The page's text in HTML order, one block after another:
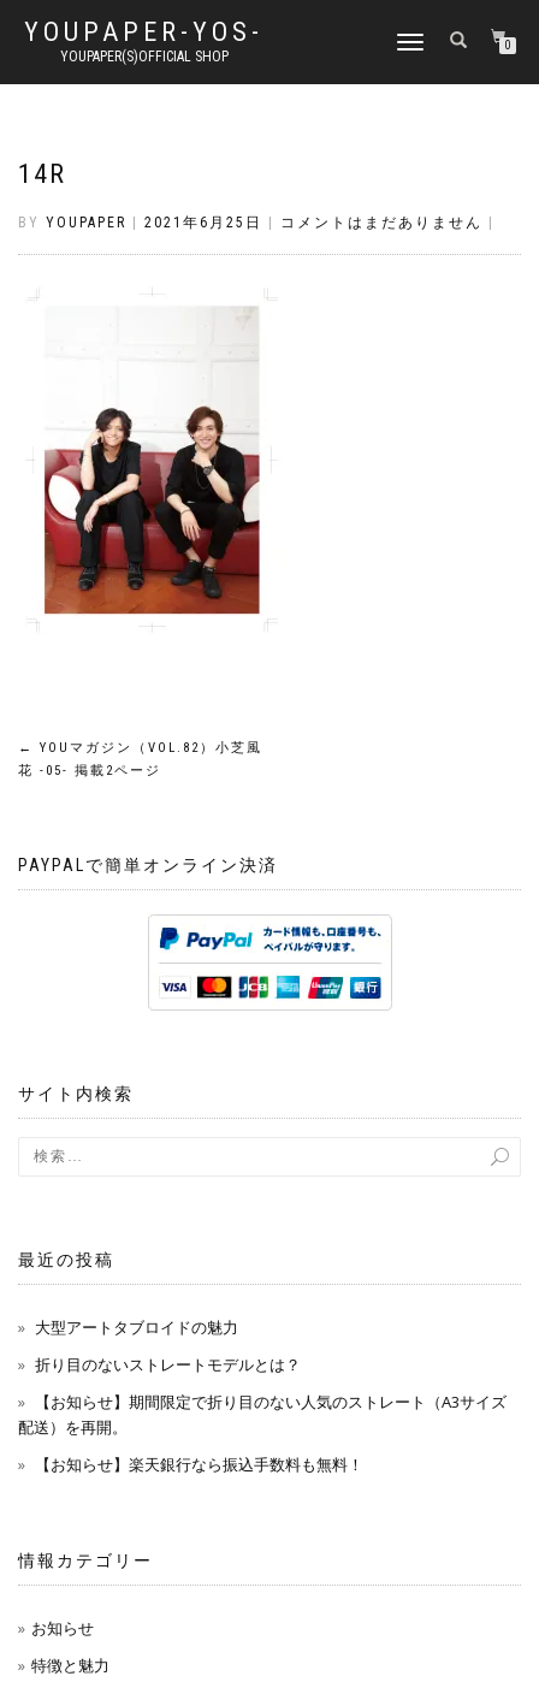
YOUPAPER-YOS-
YOUPAPER(S)OFFICIAL SHOP
ナ
ゲ
り
0
14R
BY YOUPAPER 2021年6月25日 コメントはまだありません
投
ナ
ョ
ン
←
YOUマガジン（VOL.82）小芝風
花 -05- 掲載2ページ
PAYPALで簡単オンライン決済
サイト内検索
最近の投稿
大型アートタブロイドの魅力
折り目のないストレートモデルとは？
【お知らせ】期間限定で折り目のない人気のストレート（A3サイズ
配送）を再開。
【お知らせ】楽天銀行なら振込手数料も無料！
情報カテゴリー
お知らせ
特徴と魅力